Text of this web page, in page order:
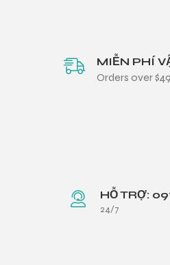
MIỄN PHÍ
Orders over
HỖ TRỢ:
24/7